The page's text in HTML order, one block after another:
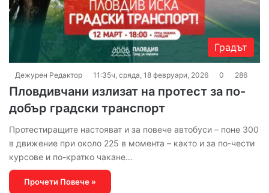
Градът
Дежурен Редактор 11:35ч, сряда, 18 февруари, 2026 0 286
Пловдивчани излизат на протест за по-
добър градски транспорт
Протестиращите настояват и за повече автобуси – поне 300
в движение при около 225 в момента – както и за по-чести
курсове и по-кратко чакане…
Прочети Повече »